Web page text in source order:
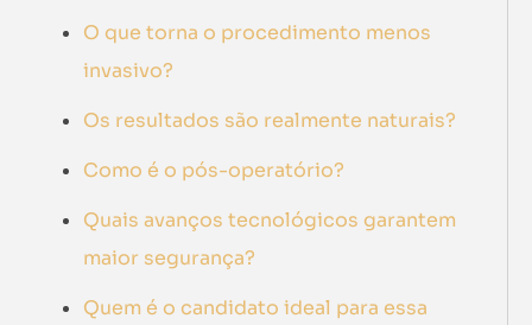
O que torna o procedimento menos
invasivo?
Os resultados são realmente naturais?
Como é o pós-operatório?
Quais avanços tecnológicos garantem
maior segurança?
Quem é o candidato ideal para essa